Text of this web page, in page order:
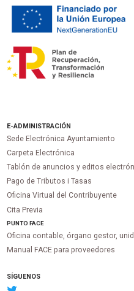
E-ADMINISTRACIÓN
Sede Electrónica Ayuntamiento
Carpeta Electrónica
Tablón de anuncios y editos
Pago de Tributos i Tasas
Oficina Virtual del Contribuyente
Cita Previa
PUNTOFACE
Oficina contable, órgano gestor,
Manual FACE para proveedores
SÍGUENOS